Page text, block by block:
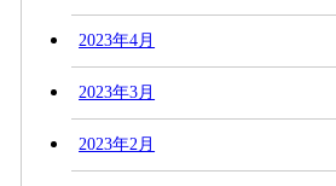
2023年4月
2023年3月
2023年2月